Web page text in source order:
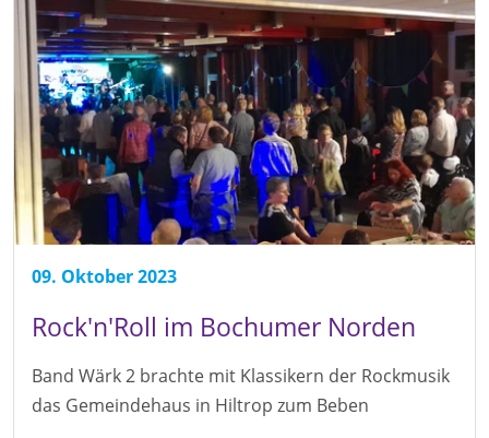
09. Oktober 2023
Rock'n'Roll im Bochumer Norden
Band Wärk 2 brachte mit Klassikern der Rockmusik
das Gemeindehaus in Hiltrop zum Beben